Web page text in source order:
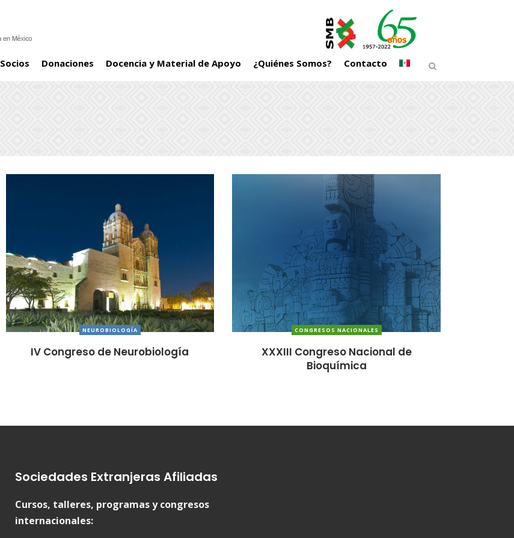
Socios Donaciones Docencia y Material de Apoyo ¿Quiénes Somos? Contacto
NEUROBIOLOGÍA
IV Congreso de Neurobiología
CONGRESOS NACIONALES
XXXIII Congreso Nacional de
Bioquímica
Sociedades Extranjeras Afiliadas
Cursos, talleres, programas y congresos
internacionales: